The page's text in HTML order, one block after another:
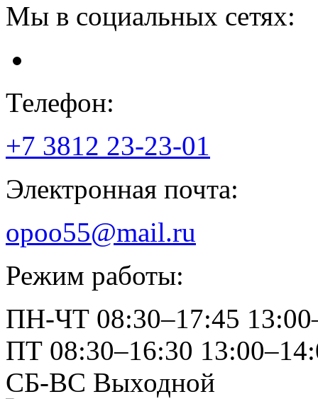
Мы в социальных сетях:
Телефон:
+7 3812 23-23-01
Электронная почта:
opoo55@mail.ru
Режим работы:
ПН-ЧТ 08:30–17:45
ПТ 08:30–16:30
СБ-ВС Выходной